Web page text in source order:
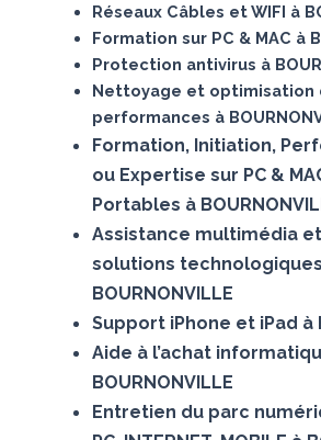
Réseaux Câbles et WIFI à
Formation sur PC & MAC à
Protection antivirus à
Nettoyage et optimisation
performances à
Formation, Initiation,
ou Expertise sur PC &
Portables à
Assistance multimédia
solutions
BOURNONVILLE
Support iPhone et iPad à
Aide à l’achat
BOURNONVILLE
Entretien du parc